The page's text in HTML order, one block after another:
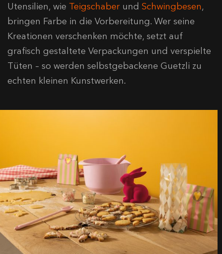
Utensilien, wie Teigschaber und Schwingbesen,
bringen Farbe in die Vorbereitung. Wer seine
Kreationen verschenken möchte, setzt auf
grafisch gestaltete Verpackungen und verspielte
Tüten – so werden selbstgebackene Guetzli zu
echten kleinen Kunstwerken.